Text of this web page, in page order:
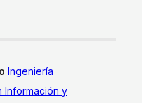
Ingeniería
Información y